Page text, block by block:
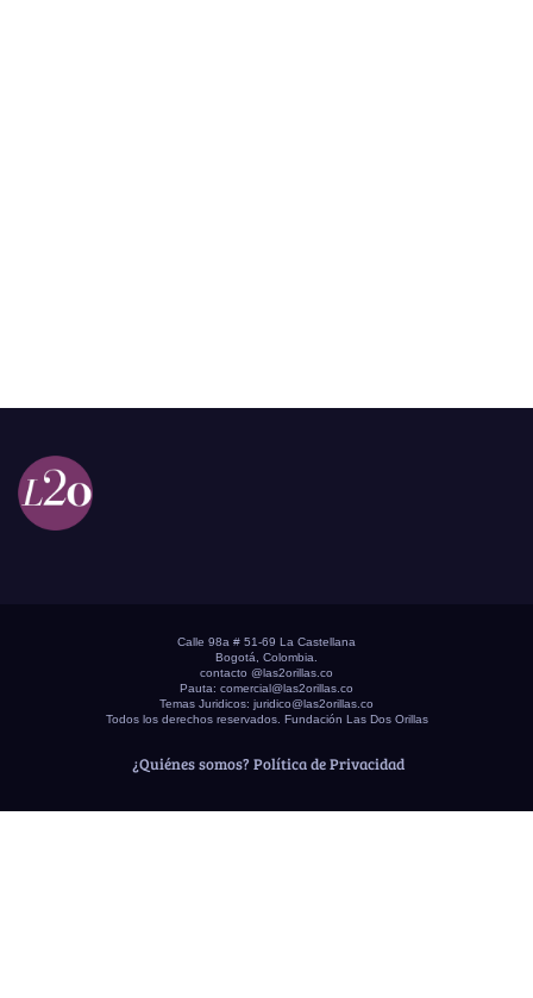
Calle 98a # 51-69 La Castellana
Bogotá, Colombia.
contacto @las2orillas.co
Pauta: comercial@las2orillas.co
Temas Juridicos: juridico@las2orillas.co
Todos los derechos reservados. Fundación Las Dos Orillas
¿Quiénes somos? Política de Privacidad